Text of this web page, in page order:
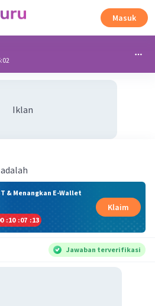
Masuk
Iklan
& Menangkan E-Wallet
:10 :07 :13
Klaim
Jawaban terverifikasi